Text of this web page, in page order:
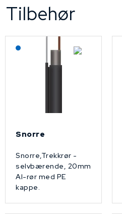
Tilbehør
Lagerført: NEK Kabel
Snorre
Snorre,Trekkrør -
selvbærende, 20mm
Al-rør med PE
kappe.